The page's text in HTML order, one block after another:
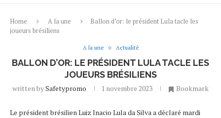
Home A la une
Ballon d’or: le président Lula tacle les
joueurs brésiliens
A la une Actualité
BALLON D’OR: LE PRÉSIDENT LULA TACLE LES
JOUEURS BRÉSILIENS
written bySafetypromo 1 novembre 2023 Bookmark
Le président brésilien Luiz Inacio Lula da Silva a déclaré mardi